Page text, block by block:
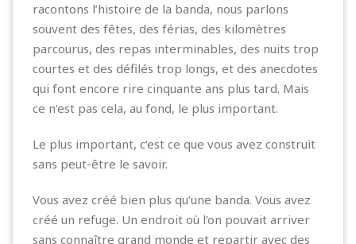
racontons l’histoire de la banda, nous parlons
souvent des fêtes, des férias, des kilomètres
parcourus, des repas interminables, des nuits trop
courtes et des défilés trop longs, et des anecdotes
qui font encore rire cinquante ans plus tard. Mais
ce n’est pas cela, au fond, le plus important.
Le plus important, c’est ce que vous avez construit
sans peut-être le savoir.
Vous avez créé bien plus qu’une banda. Vous avez
créé un refuge. Un endroit où l’on pouvait arriver
sans connaître grand monde et repartir avec des